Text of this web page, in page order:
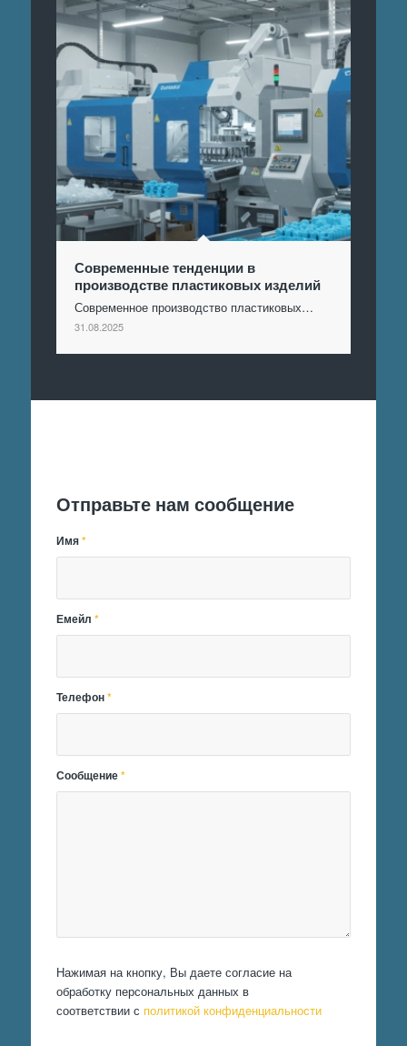
Современные тенденции в
производстве пластиковых изделий
Современное производство пластиковых…
31.08.2025
Отправьте нам сообщение
Имя*
Емейл*
Телефон*
Сообщение*
Нажимая на кнопку, Вы даете согласие на
обработку персональных данных в
соответствии с политикой конфиденциальности